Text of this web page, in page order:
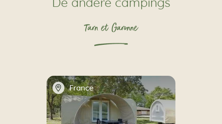
De andere campings
Tarn et Garonne
📍 France